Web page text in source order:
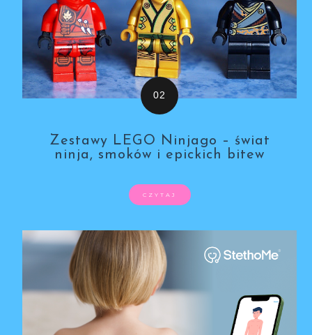
Zestawy LEGO Ninjago – świat
ninja, smoków i epickich bitew
CZYTAJ